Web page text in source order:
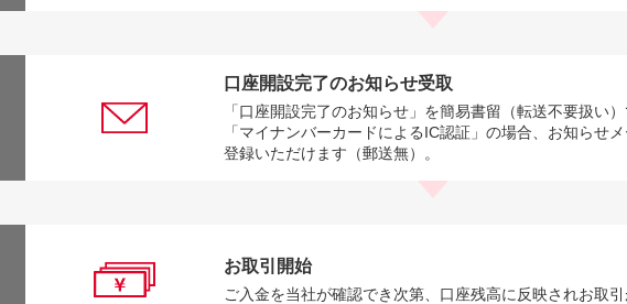
口座開設完了のお知らせ受取
「口座開設完了のお知らせ」を簡易書留（転送不要扱い
「マイナンバーカードによるIC認証」の場合、お知らせ
登録いただけます（郵送無）。
お取引開始
ご入金を当社が確認でき次第、口座残高に反映されお取引